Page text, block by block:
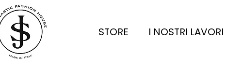
STORE I NOSTRI LAVORI